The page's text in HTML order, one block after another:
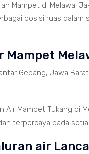
Mampet di Melawai
posisi ruas dalam
Mampet
Gebang, Jawa Barat
Air Mampet Tukang di
terpercaya pada
air